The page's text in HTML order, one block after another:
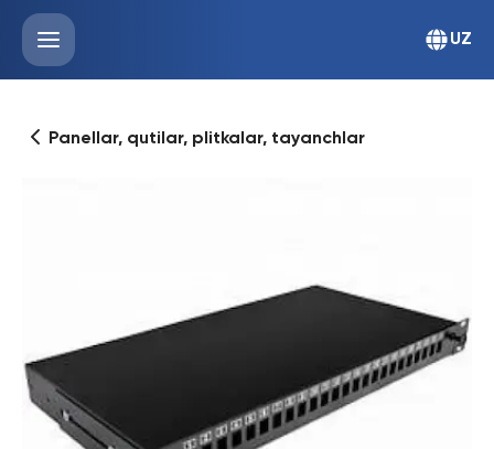
UZ
Panellar, qutilar, plitkalar, tayanchlar